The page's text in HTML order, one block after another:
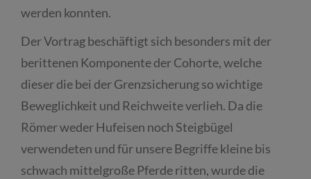
werden konnten.
Der Vortrag beschäftigt sich besonders mit der
berittenen Komponente der Cohorte, welche
dieser die bei der Grenzsicherung so wichtige
Beweglichkeit und Reichweite verlieh. Da die
Römer weder Hufeisen noch Steigbügel
verwendeten und für unsere Begriffe kleine bis
schwach mittelgroße Pferde ritten, wurde die